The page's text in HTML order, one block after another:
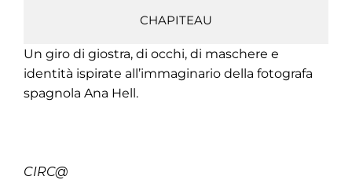
CHAPITEAU
Un giro di giostra, di occhi, di maschere e
identità ispirate all’immaginario della fotografa
spagnola Ana Hell.
CIRC@